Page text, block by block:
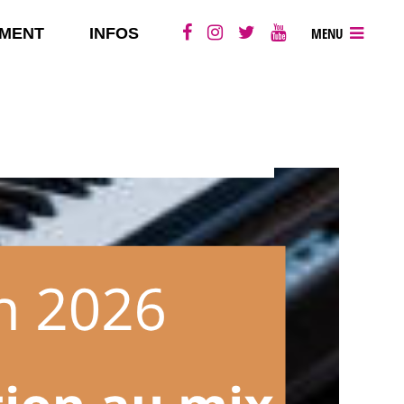
MENU
INFOS